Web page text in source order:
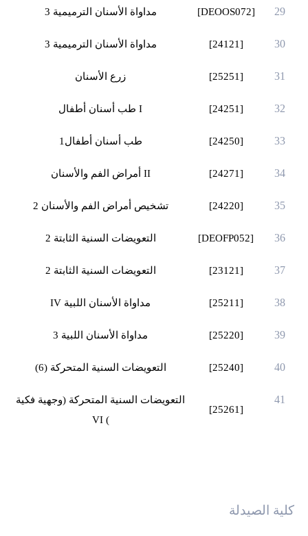
29
[DEOOS072] مداواة الأسنان الترميمية 3
30
[24121] مداواة الأسنان الترميمية 3
31
[25251] زرع الأسنان
32
[24251]
I طب أسنان أطفال
33
[24250] طب أسنان أطفال1
34
[24271]
II أمراض الفم والأسنان
35
[24220] تشخيص أمراض الفم والأسنان 2
36
[DEOFP052] التعويضات السنية الثابتة 2
37
[23121] التعويضات السنية الثابتة 2
38
[25211] مداواة الأسنان اللبية IV
39
[25220] مداواة الأسنان اللبية 3
40
[25240] التعويضات السنية المتحركة (6)
41
[25261]
التعويضات السنية المتحركة (وجهية فكية
)
VI
كلية الصيدلة